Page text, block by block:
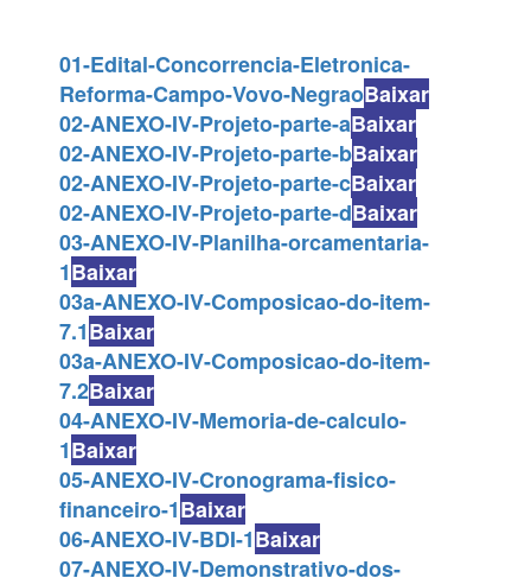
01-Edital-Concorrencia-Eletronica-
Reforma-Campo-Vovo-NegraoBaixar
02-ANEXO-IV-Projeto-parte-aBaixar
02-ANEXO-IV-Projeto-parte-bBaixar
02-ANEXO-IV-Projeto-parte-cBaixar
02-ANEXO-IV-Projeto-parte-dBaixar
03-ANEXO-IV-Planilha-orcamentaria-
1Baixar
03a-ANEXO-IV-Composicao-do-item-
7.1Baixar
03a-ANEXO-IV-Composicao-do-item-
7.2Baixar
04-ANEXO-IV-Memoria-de-calculo-
1Baixar
05-ANEXO-IV-Cronograma-fisico-
financeiro-1Baixar
06-ANEXO-IV-BDI-1Baixar
07-ANEXO-IV-Demonstrativo-dos-